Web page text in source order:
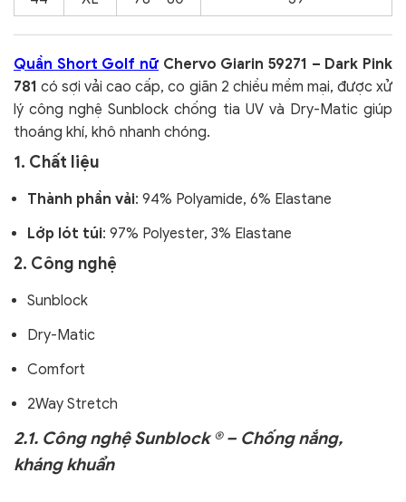
Quần Short Golf nữ Chervo Giarin 59271 – Dark Pink
781có sợi vải cao cấp, co giãn 2 chiều mềm mại, được xử
lý công nghệ Sunblock chống tia UV và Dry-Matic giúp
thoáng khí, khô nhanh chóng.
1. Chất liệu
Thành phần vải: 94% Polyamide, 6% Elastane
Lớp lót túi: 97% Polyester, 3% Elastane
2. Công nghệ
Sunblock
Dry-Matic
Comfort
2Way Stretch
2.1. Công nghệ Sunblock ® – Chống nắng,
kháng khuẩn